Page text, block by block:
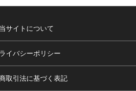
当サイトについて
イバシーポリシー
取引法に基づく表記